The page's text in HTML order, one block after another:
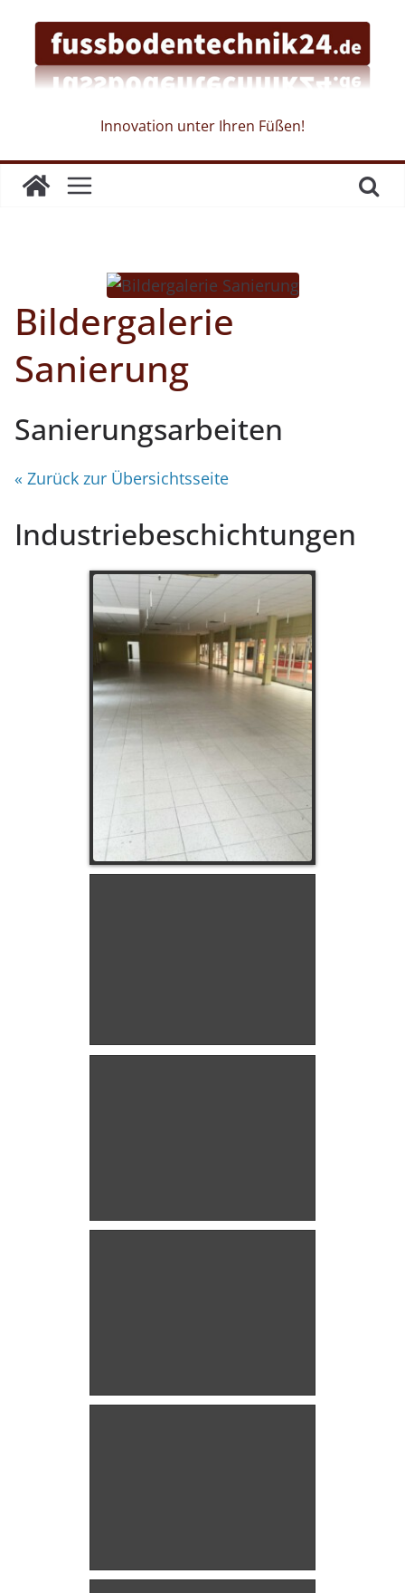
content
Innovation unter Ihren Füßen!
Bildergalerie
Sanierung
Sanierungsarbeiten
« Zurück zur Übersichtsseite
Industriebeschichtungen